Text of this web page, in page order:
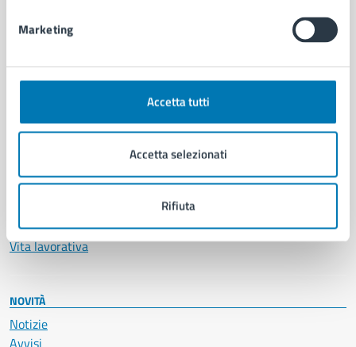
Marketing
Accetta tutti
Accetta selezionati
Rifiuta
CATEGORIE DI SERVIZIO
Documenti e certificati
Educazione e formazione
Giustizia e sicurezza pubblica
Imprese e commercio
Salute, benessere e assistenza
Servizi Cimiteriali
Vita lavorativa
NOVITÀ
Notizie